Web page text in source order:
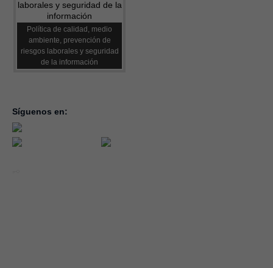
Política de calidad, medio
ambiente, prevención de
riesgos laborales y seguridad
de la información
Síguenos en: